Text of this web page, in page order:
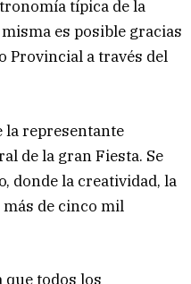
típica de la
es posible gracias
Provincial a través del
la representante
de la gran Fiesta. Se
donde la creatividad, la
de cinco mil
todos los